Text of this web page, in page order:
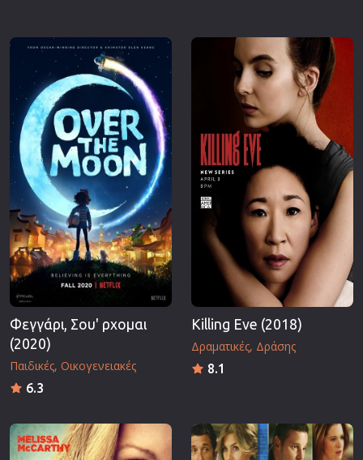
Φεγγάρι, Σου' ρχομαι
(2020)
Παιδικές Οικογενειακές
6.3
Killing Eve (2018)
Δραματικές Δράσης
8.1